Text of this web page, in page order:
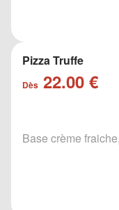
Pizza Truffe
Dès 22.00 €
Base crème